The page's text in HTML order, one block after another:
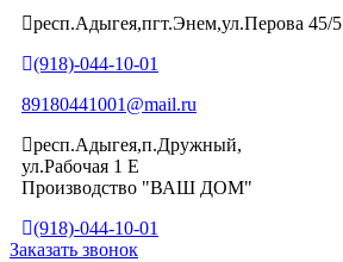
респ.Адыгея,пгт.Энем,ул.Перова 45/5
(918)-044-10-01
89180441001@mail.ru
респ.Адыгея,п.Дружный,
ул.Рабочая 1 Е
Производство "ВАШ ДОМ"
(918)-044-10-01
Заказать звонок